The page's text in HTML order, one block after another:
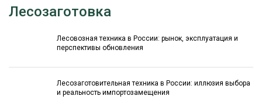
Лесозаготовка
Лесовозная техника в России: рынок, эксплуатация и
перспективы обновления
Лесозаготовительная техника в России: иллюзия выбора
и реальность импортозамещения